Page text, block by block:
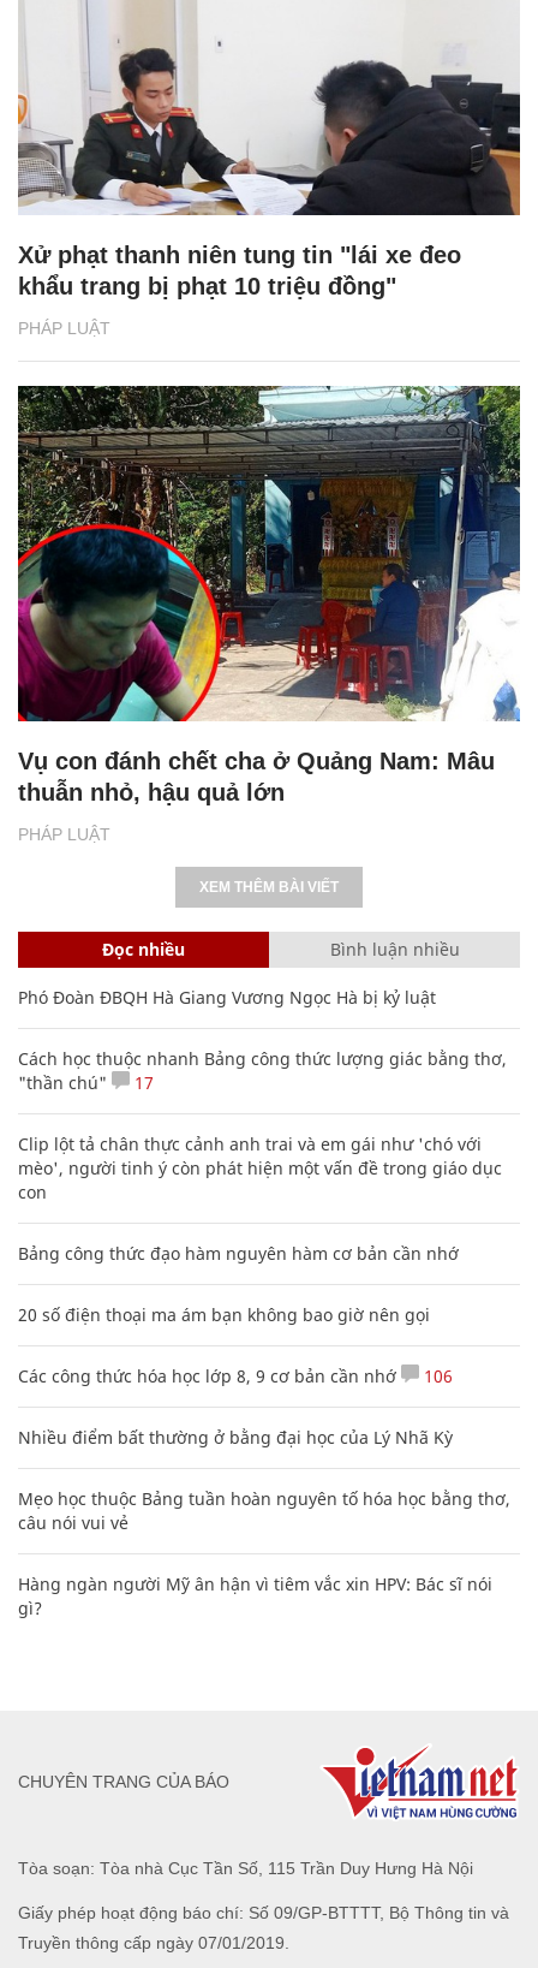
PHÁP LUẬT
Xử phạt thanh niên tung tin "lái xe đeo
khẩu trang bị phạt 10 triệu đồng"
PHÁP LUẬT
Vụ con đánh chết cha ở Quảng Nam: Mâu
thuẫn nhỏ, hậu quả lớn
XEM THÊM BÀI VIẾT
Đọc nhiều Bình luận nhiều
Phó Đoàn ĐBQH Hà Giang Vương Ngọc Hà bị kỷ luật
Cách học thuộc nhanh Bảng công thức lượng giác bằng thơ,
"thần chú"
17
Clip lột tả chân thực cảnh anh trai và em gái như 'chó với
mèo', người tinh ý còn phát hiện một vấn đề trong giáo dục
con
Bảng công thức đạo hàm nguyên hàm cơ bản cần nhớ
20 số điện thoại ma ám bạn không bao giờ nên gọi
Các công thức hóa học lớp 8, 9 cơ bản cần nhớ 106
Nhiều điểm bất thường ở bằng đại học của Lý Nhã Kỳ
Mẹo học thuộc Bảng tuần hoàn nguyên tố hóa học bằng thơ,
câu nói vui vẻ
Hàng ngàn người Mỹ ân hận vì tiêm vắc xin HPV: Bác sĩ nói
gì?
Tòa soạn: Tòa nhà Cục Tần Số, 115 Trần Duy Hưng Hà Nội
Giấy phép hoạt động báo chí: Số 09/GP-BTTTT, Bộ Thông tin và
Truyền thông cấp ngày 07/01/2019.
CHUYÊN TRANG CỦA BÁO